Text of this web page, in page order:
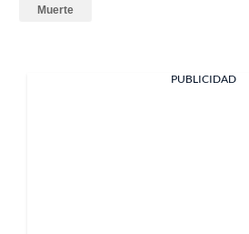
Muerte
PUBLICIDAD